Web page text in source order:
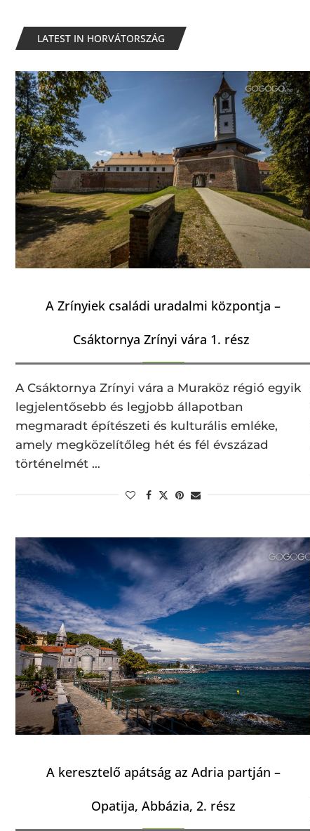
LATEST IN HORVÁTORSZÁG
A Zrínyiek családi uradalmi központja –
Csáktornya Zrínyi vára 1. rész
A Csáktornya Zrínyi vára a Muraköz régió egyik
legjelentősebb és legjobb állapotban
megmaradt építészeti és kulturális emléke,
amely megközelítőleg hét és fél évszázad
történelmét …
A keresztelő apátság az Adria partján –
Opatija, Abbázia, 2. rész